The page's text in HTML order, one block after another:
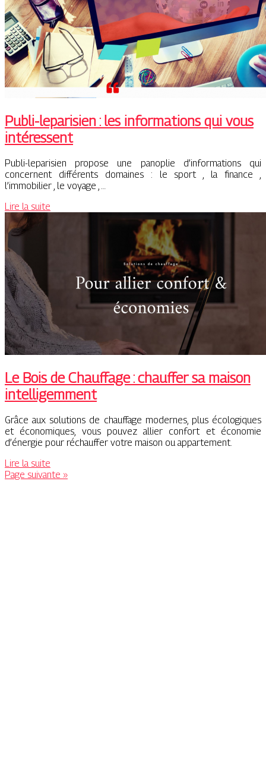
Publi-leparisien : les informations qui vous
intéressent
Publi-leparisien propose une panoplie d’informations qui
concernent différents domaines : le sport , la finance ,
l’immobilier , le voyage , …
Lire la suite
Le Bois de Chauffage : chauffer sa maison
intelligemment
Grâce aux solutions de chauffage modernes, plus écologiques
et économiques, vous pouvez allier confort et économie
d’énergie pour réchauffer votre maison ou appartement.
Lire la suite
Page suivante »